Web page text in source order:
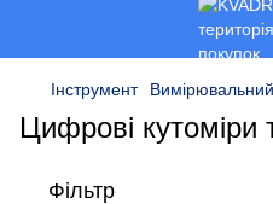
Інструмент
Цифрові кутоміри
Фільтр